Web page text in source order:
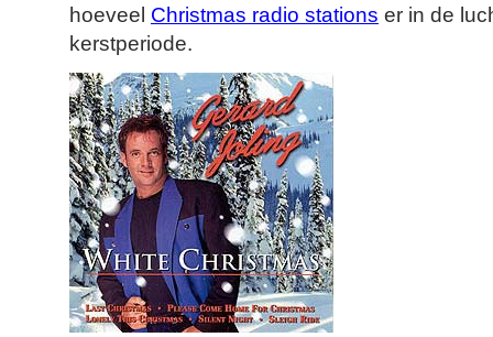
hoeveel Christmas radio stations er in de
kerstperiode.